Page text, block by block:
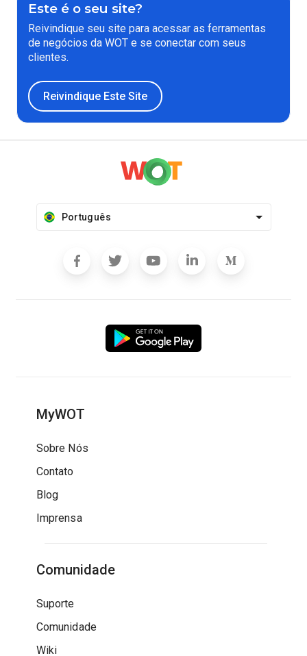
Este é o seu site?
Reivindique seu site para acessar as ferramentas
de negócios da WOT e se conectar com seus
clientes.
Reivindique Este Site
Português
MyWOT
Sobre Nós
Contato
Blog
Imprensa
Comunidade
Suporte
Comunidade
Wiki